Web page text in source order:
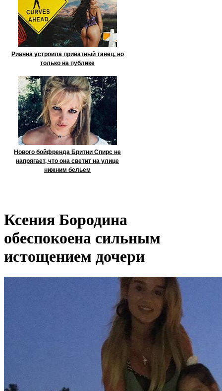
Рианна устроила приватный танец, но
только на публике
Нового бойфренда Бритни Спирс не
напрягает, что она светит на улице
нижним бельем
Ксения Бородина
обеспокоена сильным
истощением дочери